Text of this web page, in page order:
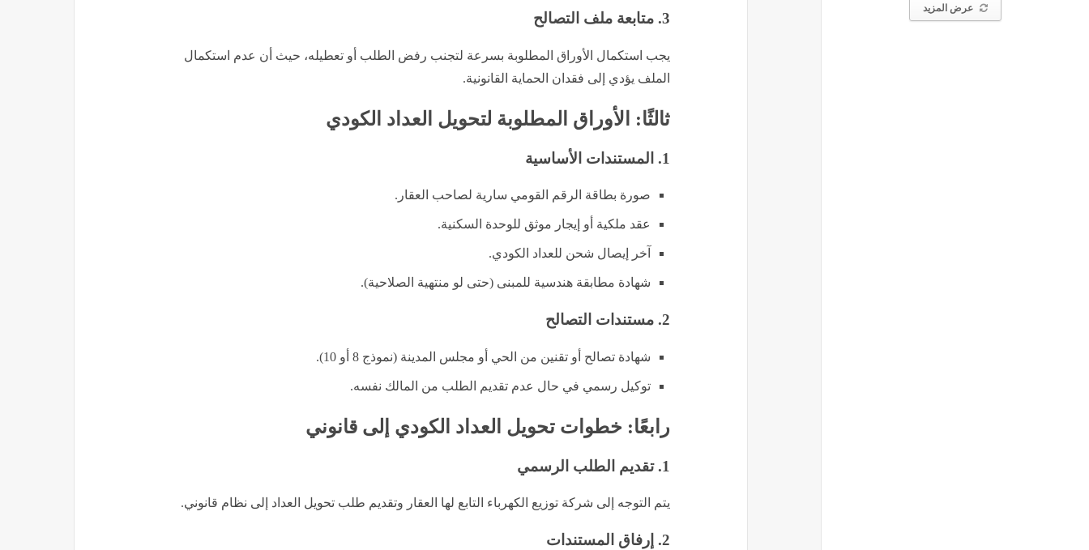
عرض المزيد
3. متابعة ملف التصالح
يجب استكمال الأوراق المطلوبة بسرعة لتجنب رفض الطلب أو تعطيله، حيث أن عدم استكمال
الملف يؤدي إلى فقدان الحماية القانونية.
ثالثًا: الأوراق المطلوبة لتحويل العداد الكودي
1. المستندات الأساسية
صورة بطاقة الرقم القومي سارية لصاحب العقار.
عقد ملكية أو إيجار موثق للوحدة السكنية.
آخر إيصال شحن للعداد الكودي.
شهادة مطابقة هندسية للمبنى (حتى لو منتهية الصلاحية).
2. مستندات التصالح
شهادة تصالح أو تقنين من الحي أو مجلس المدينة (نموذج 8 أو 10).
توكيل رسمي في حال عدم تقديم الطلب من المالك نفسه.
رابعًا: خطوات تحويل العداد الكودي إلى قانوني
1. تقديم الطلب الرسمي
يتم التوجه إلى شركة توزيع الكهرباء التابع لها العقار وتقديم طلب تحويل العداد إلى نظام قانوني.
2. إرفاق المستندات